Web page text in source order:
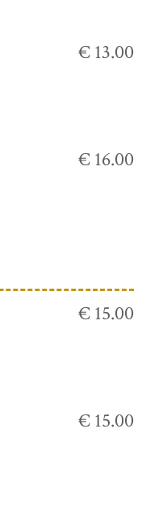
€ 13.00
€ 16.00
€ 15.00
€ 15.00